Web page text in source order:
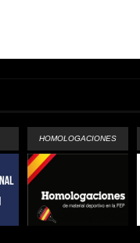
HOMOLOGACIONES